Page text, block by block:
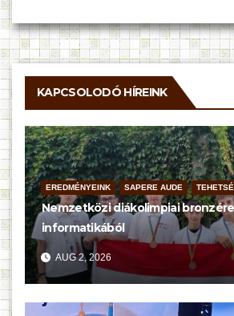
KAPCSOLODÓ HÍREINK
EREDMÉNYEINK SAPERE AUDE
Nemzetközi diákolimpiai
informatikából
AUG 2, 2026